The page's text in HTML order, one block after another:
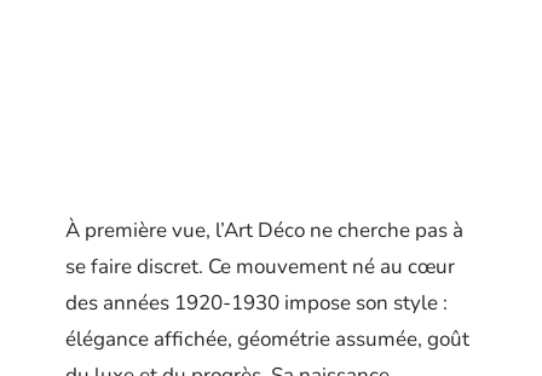
À première vue, l’Art Déco ne cherche pas à
se faire discret. Ce mouvement né au cœur
des années 1920-1930 impose son style :
élégance affichée, géométrie assumée, goût